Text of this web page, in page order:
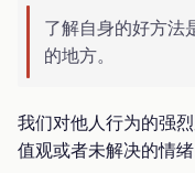
了解自身的好方法
的地方。
我们对他人行为的强
值观或者未解决的情绪